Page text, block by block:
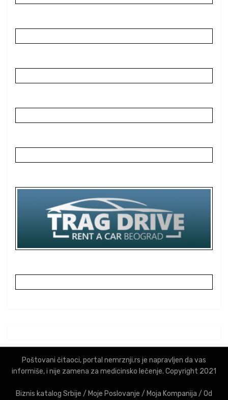
Poštovani čitaoci, portal nemrznji.rs je napravljen da vas
informiše, i nije zamena za medicinsko lečenje. Copyright 2021
Biznis katalog Srbije / Moje Poslovanje / Moja Kompanija / Od